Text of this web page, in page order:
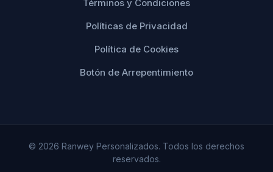
Términos y Condiciones
Políticas de Privacidad
Política de Cookies
Botón de Arrepentimiento
© 2026 Ranwey Personalizados. Todos los derechos
reservados.